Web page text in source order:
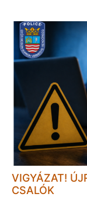
VIGYÁZAT!
CSALÓK